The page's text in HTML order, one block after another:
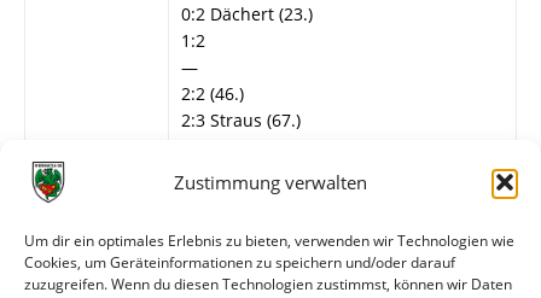
Zustimmung verwalten
Um dir ein optimales Erlebnis zu bieten, verwenden wir Technologien wie
Cookies, um Geräteinformationen zu speichern und/oder darauf
zuzugreifen. Wenn du diesen Technologien zustimmst, können wir Daten
0:2 Dächert (23.)
1:2
—
2:2 (46.)
2:3 Straus (67.)
Schiedsrichter
Wormatia Worms
Schweizer, Steffen, Klauß (N. Heß),
Straus, Dächert (65. G. Pröstler),